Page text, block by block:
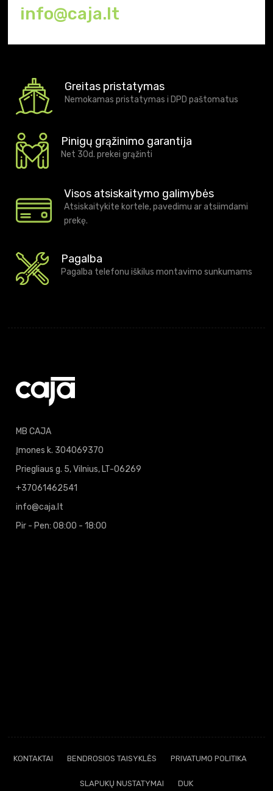
info@caja.lt
Greitas pristatymas
Nemokamas pristatymas i DPD paštomatus
Pinigų grąžinimo garantija
Net 30d. prekei grąžinti
Visos atsiskaitymo galimybės
Atsiskaitykite kortele, pavedimu ar atsiimdami
prekę.
Pagalba
Pagalba telefonu iškilus montavimo sunkumams
MB CAJA
Įmones k. 304069370
Priegliaus g. 5, Vilnius, LT-06269
+37061462541
info@caja.lt
Pir - Pen: 08:00 - 18:00
KONTAKTAI BENDROSIOS TAISYKLĖS PRIVATUMO POLITIKA
SLAPUKŲ NUSTATYMAI DUK